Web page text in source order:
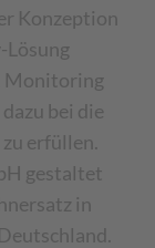
Konzeption
Lösung
Monitoring
bei die
erfüllen.
gestaltet
in